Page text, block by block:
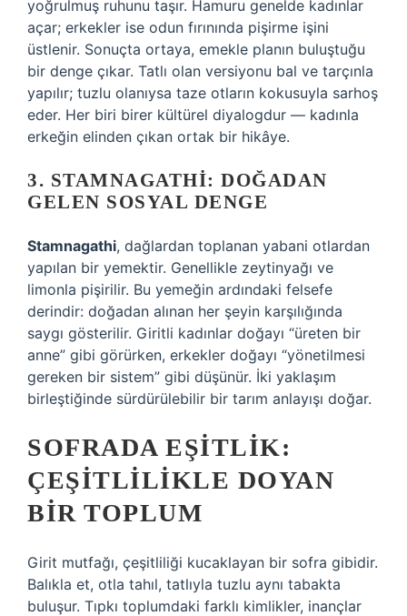
yoğrulmuş ruhunu taşır. Hamuru genelde kadınlar
açar; erkekler ise odun fırınında pişirme işini
üstlenir. Sonuçta ortaya, emekle planın buluştuğu
bir denge çıkar. Tatlı olan versiyonu bal ve tarçınla
yapılır; tuzlu olanıysa taze otların kokusuyla sarhoş
eder. Her biri birer kültürel diyalogdur — kadınla
erkeğin elinden çıkan ortak bir hikâye.
3. STAMNAGATHI: DOĞADAN
GELEN SOSYAL DENGE
Stamnagathi, dağlardan toplanan yabani otlardan
yapılan bir yemektir. Genellikle zeytinyağı ve
limonla pişirilir. Bu yemeğin ardındaki felsefe
derindir: doğadan alınan her şeyin karşılığında
saygı gösterilir. Giritli kadınlar doğayı “üreten bir
anne” gibi görürken, erkekler doğayı “yönetilmesi
gereken bir sistem” gibi düşünür. İki yaklaşım
birleştiğinde sürdürülebilir bir tarım anlayışı doğar.
SOFRADA EŞITLIK:
ÇEŞITLILIKLE DOYAN
BIR TOPLUM
Girit mutfağı, çeşitliliği kucaklayan bir sofra gibidir.
Balıkla et, otla tahıl, tatlıyla tuzlu aynı tabakta
buluşur. Tıpkı toplumdaki farklı kimlikler, inançlar